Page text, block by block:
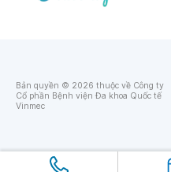
Bản quyền © 2026 thuộc về Công ty
Cổ phần Bệnh viện Đa khoa Quốc tế
Vinmec